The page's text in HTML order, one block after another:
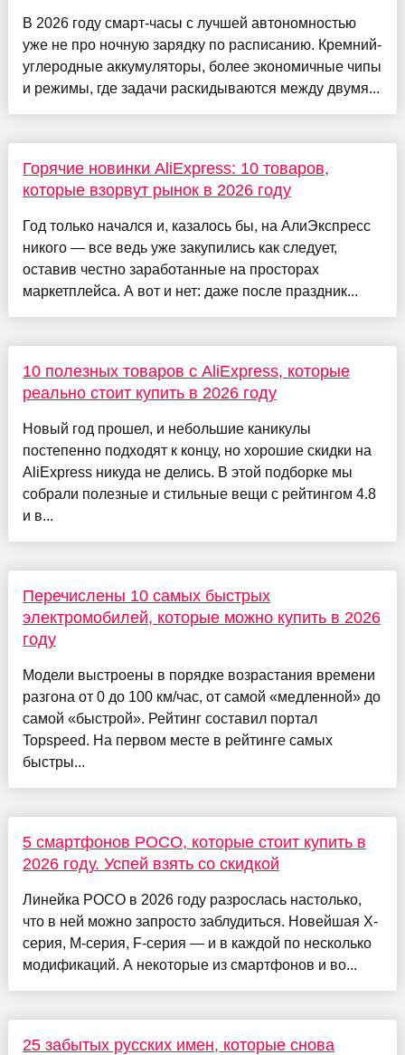
В 2026 году смарт-часы с лучшей автономностью
уже не про ночную зарядку по расписанию. Кремний-
углеродные аккумуляторы, более экономичные чипы
и режимы, где задачи раскидываются между двумя...
Горячие новинки AliExpress: 10 товаров,
которые взорвут рынок в 2026 году
Год только начался и, казалось бы, на АлиЭкспресс
никого — все ведь уже закупились как следует,
оставив честно заработанные на просторах
маркетплейса. А вот и нет: даже после праздник...
10 полезных товаров с AliExpress, которые
реально стоит купить в 2026 году
Новый год прошел, и небольшие каникулы
постепенно подходят к концу, но хорошие скидки на
AliExpress никуда не делись. В этой подборке мы
собрали полезные и стильные вещи с рейтингом 4.8
и в...
Перечислены 10 самых быстрых
электромобилей, которые можно купить в 2026
году
Модели выстроены в порядке возрастания времени
разгона от 0 до 100 км/час, от самой «медленной» до
самой «быстрой». Рейтинг составил портал
Topspeed. На первом месте в рейтинге самых
быстры...
5 смартфонов POCO, которые стоит купить в
2026 году. Успей взять со скидкой
Линейка POCO в 2026 году разрослась настолько,
что в ней можно запросто заблудиться. Новейшая X-
серия, M-серия, F-серия — и в каждой по несколько
модификаций. А некоторые из смартфонов и во...
25 забытых русских имен, которые снова